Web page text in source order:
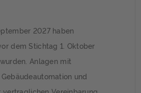
2027 haben
dem Stichtag 1. Oktober
Anlagen mit
und
vertraglichen Vereinbarung